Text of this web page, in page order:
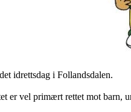
idrettsdag i Follandsdalen.
er vel primært rettet mot barn,